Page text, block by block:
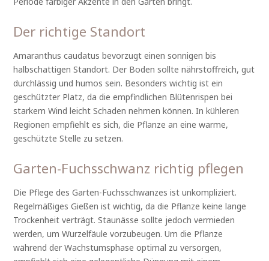
Der richtige Standort
Amaranthus caudatus bevorzugt einen sonnigen bis
halbschattigen Standort. Der Boden sollte nährstoffreich, gut
durchlässig und humos sein. Besonders wichtig ist ein
geschützter Platz, da die empfindlichen Blütenrispen bei
starkem Wind leicht Schaden nehmen können. In kühleren
Regionen empfiehlt es sich, die Pflanze an eine warme,
geschützte Stelle zu setzen.
Garten-Fuchsschwanz richtig pflegen
Die Pflege des Garten-Fuchsschwanzes ist unkompliziert.
Regelmäßiges Gießen ist wichtig, da die Pflanze keine lange
Trockenheit verträgt. Staunässe sollte jedoch vermieden
werden, um Wurzelfäule vorzubeugen. Um die Pflanze
während der Wachstumsphase optimal zu versorgen,